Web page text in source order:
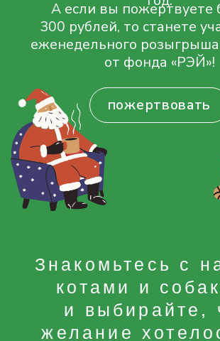
буду рада любым
игрушкам
на Новый год
Маурита
исполнить желание
Знакомьтесь с нашими
котами и собаками
и выбирайте, чьё
желание хотелось бы
исполнить
мечтаю об удобной
размера
Желток
исполнить желание